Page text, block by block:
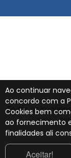
Todas as
Ao continuar
concordo com a
Cookies bem
ao fornecimento
finalidades ali
Aceitar!